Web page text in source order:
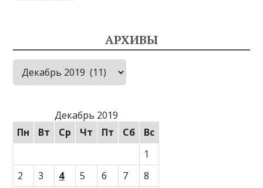
АРХИВЫ
Архивы
Декабрь 2019
Пн
Вт Ср Чт Пт Сб
Вс
1
2
3 4 5 6 7 8